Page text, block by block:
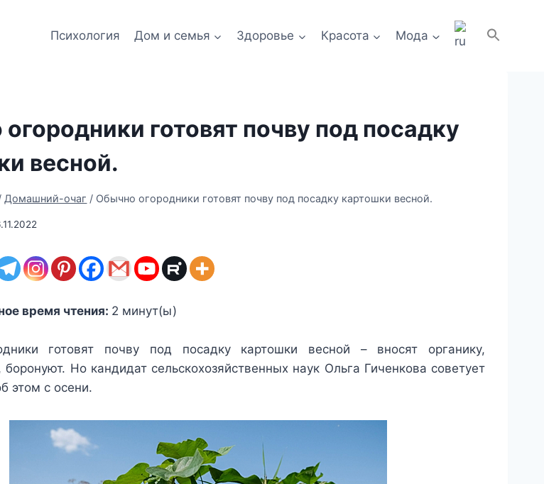
Психология Дом и семья Здоровье Красота Мода
готовят почву под посадку
весной.
Домашний-очаг / Обычно огородники готовят почву под посадку картошки весной.
время чтения: 2 минут(ы)
готовят почву под посадку картошки весной – вносят органику,
Но кандидат сельскохозяйственных наук Ольга Гиченкова советует
этом с осени.